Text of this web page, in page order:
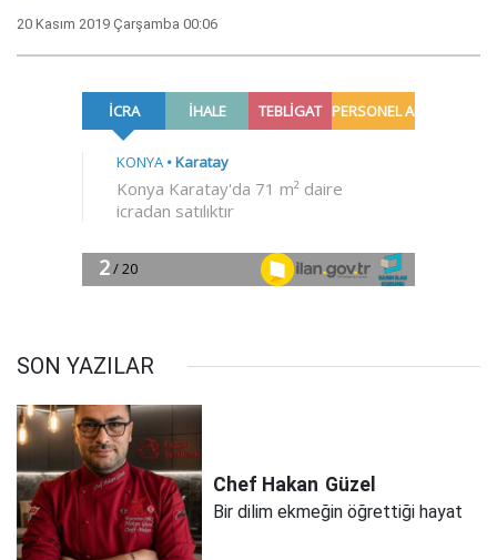
20 Kasım 2019 Çarşamba 00:06
SON YAZILAR
Chef Hakan Güzel
Bir dilim ekmeğin öğrettiği hayat